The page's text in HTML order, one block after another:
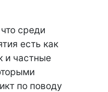
среди
есть как
и частные
по поводу